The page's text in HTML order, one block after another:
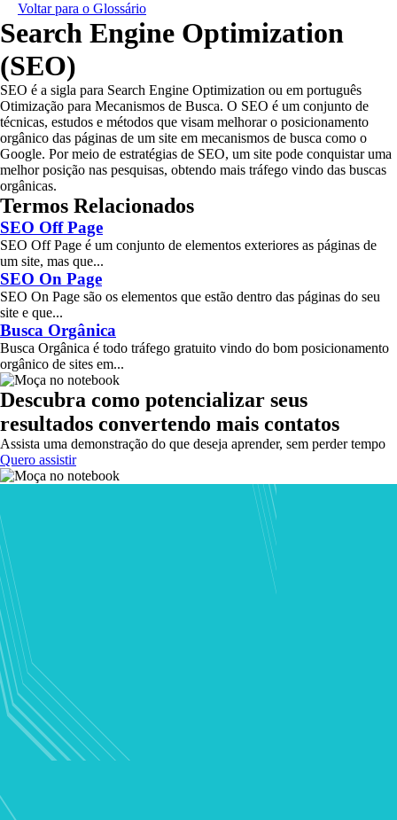
Voltar para o Glossário
Search Engine Optimization
(SEO)
SEO é a sigla para Search Engine Optimization ou em português
Otimização para Mecanismos de Busca. O SEO é um conjunto de
técnicas, estudos e métodos que visam melhorar o posicionamento
orgânico das páginas de um site em mecanismos de busca como o
Google. Por meio de estratégias de SEO, um site pode conquistar uma
melhor posição nas pesquisas, obtendo mais tráfego vindo das buscas
orgânicas.
Termos Relacionados
SEO Off Page
SEO Off Page é um conjunto de elementos exteriores as páginas de
um site, mas que...
SEO On Page
SEO On Page são os elementos que estão dentro das páginas do seu
site e que...
Busca Orgânica
Busca Orgânica é todo tráfego gratuito vindo do bom posicionamento
orgânico de sites em...
Descubra como potencializar seus
resultados convertendo mais contatos
Assista uma demonstração do que deseja aprender, sem perder tempo
Quero assistir